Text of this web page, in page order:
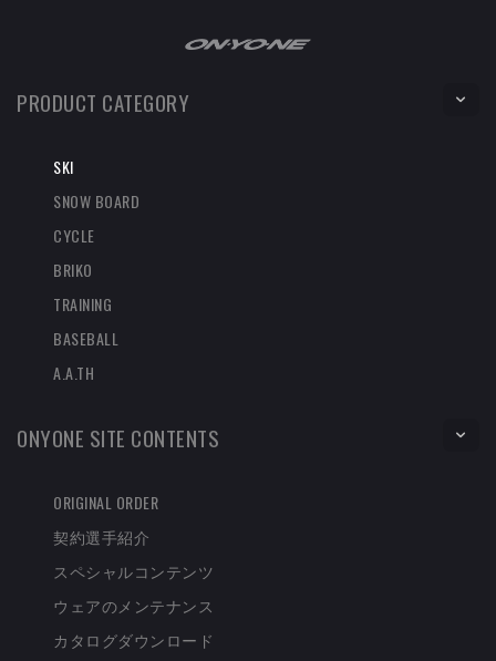
PRODUCT CATEGORY
SKI
SNOW BOARD
CYCLE
BRIKO
TRAINING
BASEBALL
A.A.TH
ONYONE SITE CONTENTS
ORIGINAL ORDER
契約選手紹介
スペシャルコンテンツ
ウェアのメンテナンス
カタログダウンロード